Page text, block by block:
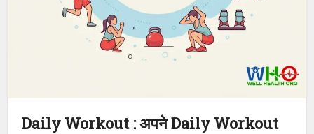
Daily Workout : अपने Daily Workout